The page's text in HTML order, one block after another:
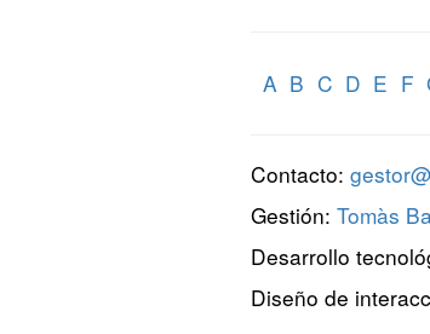
A B C D E F
Contacto:
Gestión: Tomàs
Desarrollo
Diseño de